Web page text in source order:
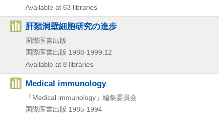
Available at 63 libraries
肝類洞壁細胞研究の進歩
国際医書出版
国際医書出版 1988-1999.12
Available at 8 libraries
Medical immunology
「Medical immunology」編集委員会
国際医書出版 1985-1994